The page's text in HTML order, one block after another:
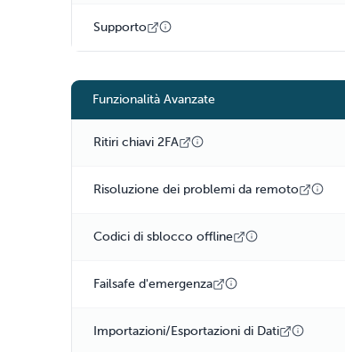
Supporto
Funzionalità Avanzate
Ritiri chiavi 2FA
Risoluzione dei problemi da remoto
Codici di sblocco offline
Failsafe d'emergenza
Importazioni/Esportazioni di Dati